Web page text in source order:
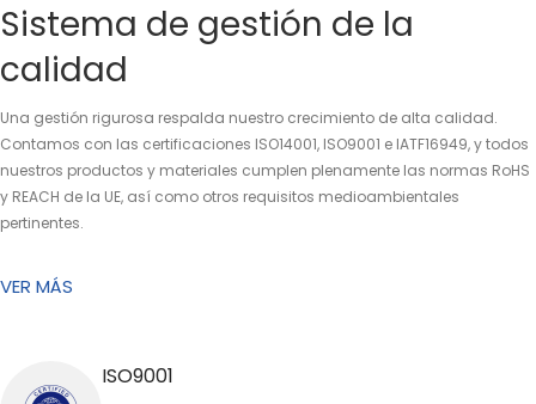
Sistema de gestión de la
calidad
Una gestión rigurosa respalda nuestro crecimiento de alta calidad.
Contamos con las certificaciones ISO14001, ISO9001 e IATF16949, y todos
nuestros productos y materiales cumplen plenamente las normas RoHS
y REACH de la UE, así como otros requisitos medioambientales
pertinentes.
VER MÁS
ISO9001